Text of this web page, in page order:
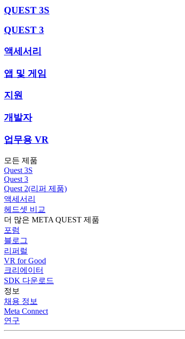
QUEST 3S
QUEST 3
액세서리
앱 및 게임
지원
개발자
업무용 VR
모든 제품
Quest 3S
Quest 3
Quest 2(리퍼 제품)
액세서리
헤드셋 비교
더 많은 META QUEST 제품
포럼
블로그
리퍼럴
VR for Good
크리에이터
SDK 다운로드
정보
채용 정보
Meta Connect
연구